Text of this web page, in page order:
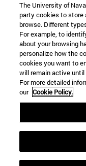
The University of
party cookies to store
browse. Different
For example, to
about your browsing
personalize how the
cookies you want to
will remain active
For more detailed
our Cookie Policy.